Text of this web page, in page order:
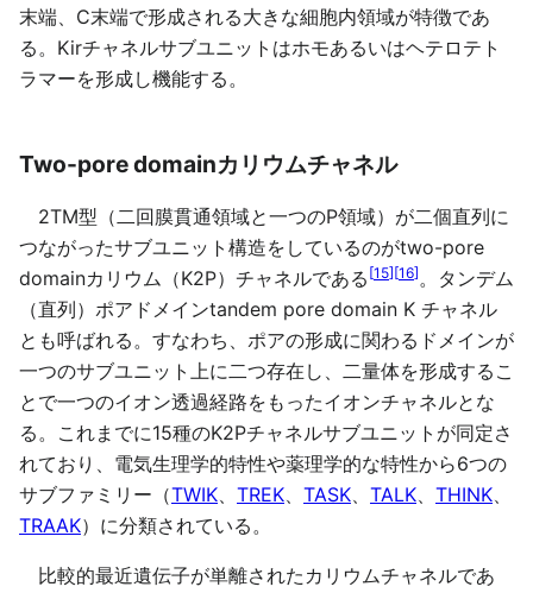
末端、C末端で形成される大きな細胞内領域が特徴であ
る。Kirチャネルサブユニットはホモあるいはヘテロテト
ラマーを形成し機能する。
Two-pore domainカリウムチャネル
2TM型（二回膜貫通領域と一つのP領域）が二個直列に
つながったサブユニット構造をしているのがtwo-pore
domainカリウム（K2P）チャネルである [15][16]。タンデム
（直列）ポアドメインtandem pore domain K チャネル
とも呼ばれる。すなわち、ポアの形成に関わるドメインが
一つのサブユニット上に二つ存在し、二量体を形成するこ
とで一つのイオン透過経路をもったイオンチャネルとな
る。これまでに15種のK2Pチャネルサブユニットが同定さ
れており、電気生理学的特性や薬理学的な特性から6つの
サブファミリー（TWIK、 TREK、 TASK、 TALK、 THINK、
TRAAK）に分類されている。
比較的最近遺伝子が単離されたカリウムチャネルであ